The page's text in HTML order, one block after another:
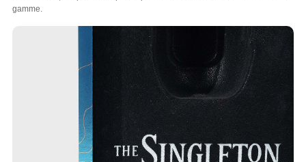
gamme.